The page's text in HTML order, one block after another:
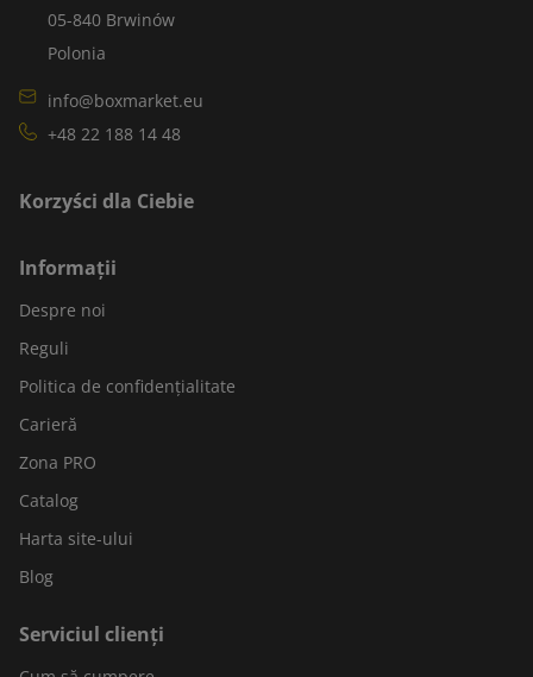
05-840 Brwinów
Polonia
info@boxmarket.eu
+48 22 188 14 48
Korzyści dla Ciebie
Informații
Despre noi
Reguli
Politica de confidențialitate
Carieră
Zona PRO
Catalog
Harta site-ului
Blog
Serviciul clienți